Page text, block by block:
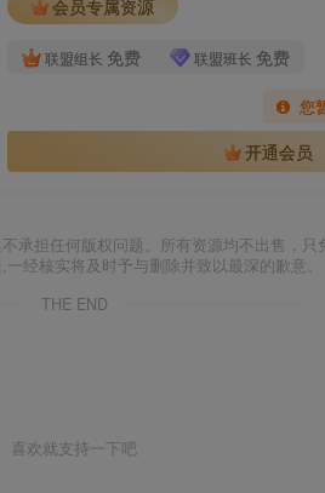
会员专属资源
联盟组长 免费 联盟班长 免费
您
开通会员
承担任何版权问题。所有资源均不出售，
经核实将及时予与删除并致以最深的歉意。
THE END
喜欢就支持一下吧